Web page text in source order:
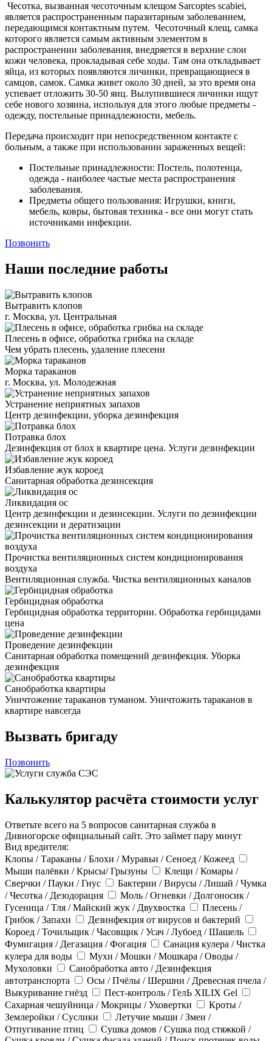
Чесотка, вызванная чесоточным клещом Sarcoptes scabiei,
является распространенным паразитарным заболеванием,
передающимся контактным путем. Чесоточный клещ, самка
которого является самым активным элементом в
распространении заболевания, внедряется в верхние слои
кожи человека, прокладывая себе ходы. Там она откладывает
яйца, из которых появляются личинки, превращающиеся в
самцов, самок. Самка живет около 30 дней, за это время она
успевает отложить 30-50 яиц. Вылупившиеся личинки ищут
себе нового хозяина, используя для этого любые предметы -
одежду, постельные принадлежности, мебель.
Передача происходит при непосредственном контакте с
больным, а также при использовании зараженных вещей:
Постельные принадлежности: Постель, полотенца,
одежда - наиболее частые места распространения
заболевания.
Предметы общего пользования: Игрушки, книги,
мебель, ковры, бытовая техника - все они могут стать
источниками инфекции.
Позвонить
Наши последние работы
Вытравить клопов
г. Москва, ул. Центральная
Плесень в офисе, обработка грибка на складе
Чем убрать плесень, удаление плесени
Морка тараканов
г. Москва, ул. Молодежная
Устранение неприятных запахов
Центр дезинфекции, уборка дезинфекция
Потравка блох
Дезинфекция от блох в квартире цена. Услуги дезинфекции
Избавление жук короед
Санитарная обработка дезинсекция
Ликвидация ос
Центр дезинфекции и дезинсекции. Услуги по дезинфекции
дезинсекции и дератизации
Прочистка вентиляционных систем кондиционирования
воздуха
Вентиляционная служба. Чистка вентиляционных каналов
Гербицидная обработка
Гербицидная обработка территории. Обработка гербицидами
цена
Проведение дезинфекции
Санитарная обработка помещений дезинфекция. Уборка
дезинфекция
Санобработка квартиры
Уничтожение тараканов туманом. Уничтожить тараканов в
квартире навсегда
Вызвать бригаду
Позвонить
Калькулятор расчёта стоимости услуг
Ответьте всего на 5 вопросов санитарная служба в
Дивногорске официальный сайт. Это займет пару минут
Вид вредителя:
Клопы / Тараканы / Блохи / Муравьи / Сеноед / Кожеед
Мыши палёвки / Крысы/ Грызуны
Клещи / Комары /
Сверчки / Пауки / Гнус
Бактерии / Вирусы / Лишай / Чумка
/ Чесотка / Дезодорация
Моль / Огневки / Долгоносик /
Гусеница / Тля / Майский жук / Двухвостка
Плесень /
Грибок / Запахи
Дезинфекция от вирусов и бактерий
Короед / Точильщик / Часовщик / Усач / Лубоед / Шашель
Фумигация / Дегазация / Фогация
Санация кулера / Чистка
кулера для воды
Мухи / Мошки / Мошкара / Оводы /
Мухоловки
Санобработка авто / Дезинфекция
автотранспорта
Осы / Пчёлы / Шершни / Древесная пчела /
Выкуривание гнёзд
Пест-контроль / ГелЬ XILIX Gel
Сахарная чешуйница / Мокрицы / Уховертки
Кроты /
Землеройки / Суслики
Летучие мыши / Змеи /
Отпугивание птиц
Сушка домов / Сушка под стяжкой /